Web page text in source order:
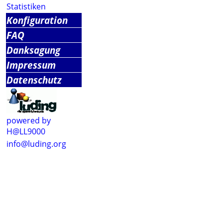
Statistiken
Konfiguration
FAQ
Danksagung
Impressum
Datenschutz
powered by
H@LL9000
info@luding.org